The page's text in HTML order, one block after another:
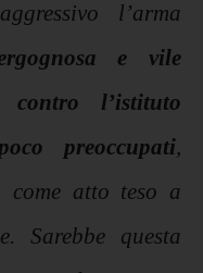
l’arma
e vile
contro l’istituto
preoccupati,
come atto teso a
Sarebbe questa